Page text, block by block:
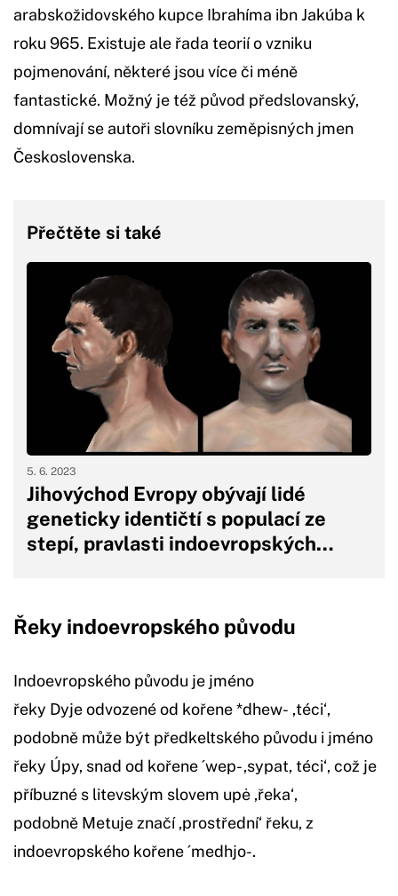
arabskožidovského kupce Ibrahíma ibn Jakúba k
roku 965. Existuje ale řada teorií o vzniku
pojmenování, některé jsou více či méně
fantastické. Možný je též původ předslovanský,
domnívají se autoři slovníku zeměpisných jmen
Československa.
Přečtěte si také
Jihovýchod Evropy obývají lidé
geneticky identičtí s populací ze
stepí, pravlasti indoevropských…
5. 6. 2023
Řeky indoevropského původu
Indoevropského původu je jméno
řeky Dyje odvozené od kořene *dhew- ‚téci‘,
podobně může být předkeltského původu i jméno
řeky Úpy, snad od kořene ´wep- ‚sypat, téci‘, což je
příbuzné s litevským slovem upė ‚řeka‘,
podobně Metuje značí ‚prostřední‘ řeku, z
indoevropského kořene ´medhjo-.